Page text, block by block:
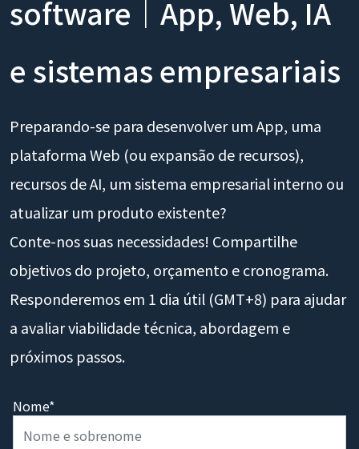
software｜App, Web, IA
e sistemas empresariais
Preparando-se para desenvolver um App, uma
plataforma Web (ou expansão de recursos),
recursos de AI, um sistema empresarial interno ou
atualizar um produto existente?
Conte-nos suas necessidades! Compartilhe
objetivos do projeto, orçamento e cronograma.
Responderemos em 1 dia útil (GMT+8) para ajudar
a avaliar viabilidade técnica, abordagem e
próximos passos.
Nome*